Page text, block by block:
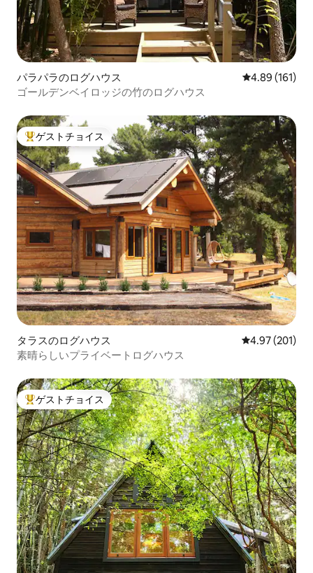
パラパラのログハウス レビュー161
4.89 (161)
ゴールデンベイロッジの竹のログハウス
大好評のゲストチョイスです。
ゲストチョイス
タラスのログハウス レビュー201
4.97 (201)
素晴らしいプライベートログハウス
大好評のゲストチョイスです。
ゲストチョイス